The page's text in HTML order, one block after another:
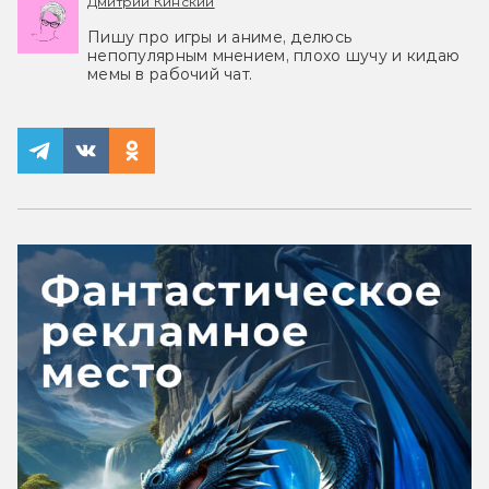
Пишу про игры и аниме, делюсь
непопулярным мнением, плохо шучу и кидаю
мемы в рабочий чат.